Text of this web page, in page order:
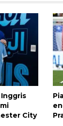
City